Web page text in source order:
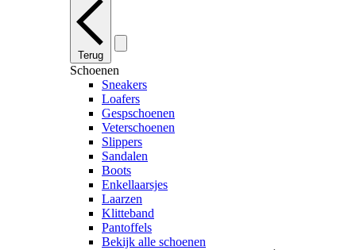
Terug
Schoenen
Sneakers
Loafers
Gespschoenen
Veterschoenen
Slippers
Sandalen
Boots
Enkellaarsjes
Laarzen
Klitteband
Pantoffels
Bekijk alle schoenen